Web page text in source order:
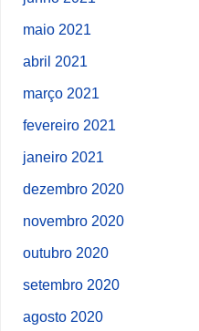
maio 2021
abril 2021
março 2021
fevereiro 2021
janeiro 2021
dezembro 2020
novembro 2020
outubro 2020
setembro 2020
agosto 2020